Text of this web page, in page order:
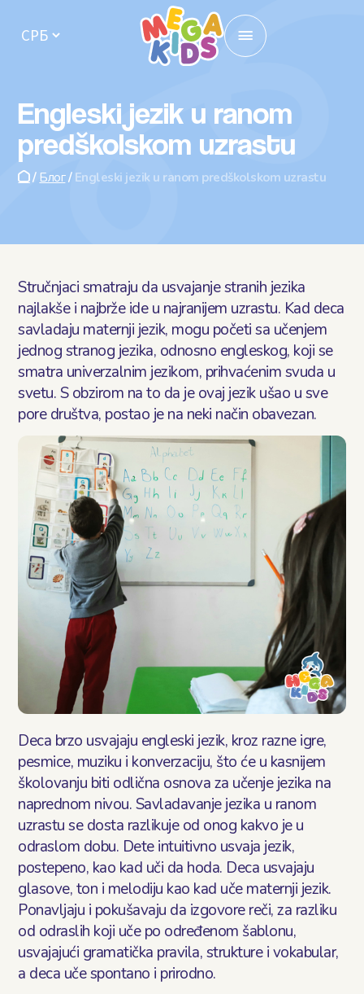
Локације
Упис у вртић
Исхрана у вртићу
Кутак за родитеље
Блог
Контакт
Engleski jezik u ranom
predškolskom uzrastu
/ Блог/ Engleski jezik u ranom predškolskom uzrastu
Stručnjaci smatraju da usvajanje stranih jezika
najlakše i najbrže ide u najranijem uzrastu. Kad deca
savladaju maternji jezik, mogu početi sa učenjem
jednog stranog jezika, odnosno engleskog, koji se
smatra univerzalnim jezikom, prihvaćenim svuda u
svetu. S obzirom na to da je ovaj jezik ušao u sve
pore društva, postao je na neki način obavezan.
Deca brzo usvajaju engleski jezik, kroz razne igre,
pesmice, muziku i konverzaciju, što će u kasnijem
školovanju biti odlična osnova za učenje jezika na
naprednom nivou. Savladavanje jezika u ranom
uzrastu se dosta razlikuje od onog kakvo je u
odraslom dobu. Dete intuitivno usvaja jezik,
postepeno, kao kad uči da hoda. Deca usvajaju
glasove, ton i melodiju kao kad uče maternji jezik.
Ponavljaju i pokušavaju da izgovore reči, za razliku
od odraslih koji uče po određenom šablonu,
usvajajući gramatička pravila, strukture i vokabular,
a deca uče spontano i prirodno.